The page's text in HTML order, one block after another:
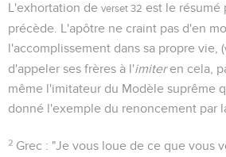
L'exhortation de verset 32 est le résumé
précède. L'apôtre ne craint pas d'en
l'accomplissement dans sa propre vie, (
d'appeler ses frères à l'imiteren cela,
même l'imitateur du Modèle suprême
donné l'exemple du renoncement par
2 Grec : "Je vous loue de ce que vous